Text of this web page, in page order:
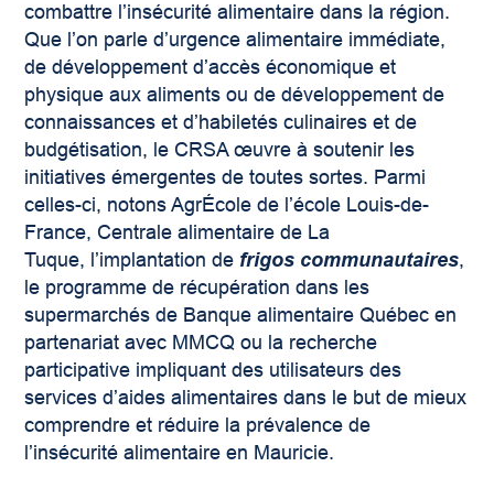
combattre l’insécurité alimentaire dans la région.
Que l’on parle d’urgence alimentaire immédiate,
de développement d’accès économique et
physique aux aliments ou de développement de
connaissances et d’habiletés culinaires et de
budgétisation, le CRSA œuvre à soutenir les
initiatives émergentes de toutes sortes. Parmi
celles-ci, notons AgrÉcole de l’école Louis-de-
France, Centrale alimentaire de La
Tuque, l’implantation de frigos communautaires,
le programme de récupération dans les
supermarchés de Banque alimentaire Québec en
partenariat avec MMCQ ou la recherche
participative impliquant des utilisateurs des
services d’aides alimentaires dans le but de mieux
comprendre et réduire la prévalence de
l’insécurité alimentaire en Mauricie.